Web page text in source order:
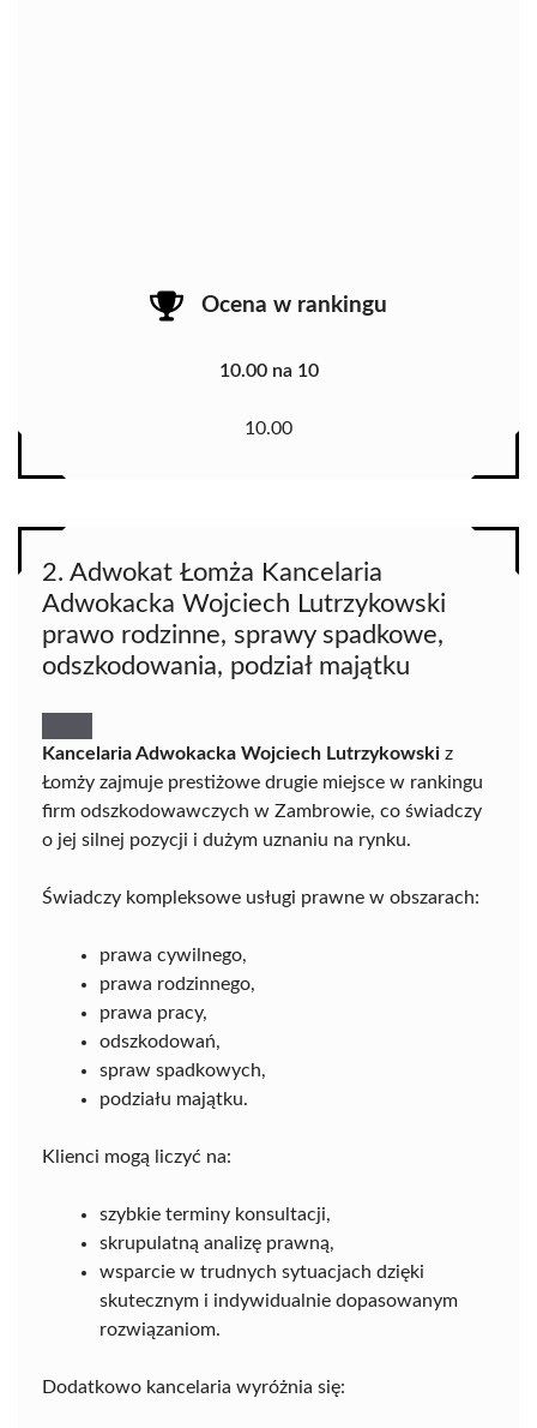
Ocena w rankingu
10.00 na 10
10.00
2. Adwokat Łomża Kancelaria
Adwokacka Wojciech Lutrzykowski
prawo rodzinne, sprawy spadkowe,
odszkodowania, podział majątku
Kancelaria Adwokacka Wojciech Lutrzykowski z
Łomży zajmuje prestiżowe drugie miejsce w rankingu
firm odszkodowawczych w Zambrowie, co świadczy
o jej silnej pozycji i dużym uznaniu na rynku.
Świadczy kompleksowe usługi prawne w obszarach:
prawa cywilnego,
prawa rodzinnego,
prawa pracy,
odszkodowań,
spraw spadkowych,
podziału majątku.
Klienci mogą liczyć na:
szybkie terminy konsultacji,
skrupulatną analizę prawną,
wsparcie w trudnych sytuacjach dzięki
skutecznym i indywidualnie dopasowanym
rozwiązaniom.
Dodatkowo kancelaria wyróżnia się: